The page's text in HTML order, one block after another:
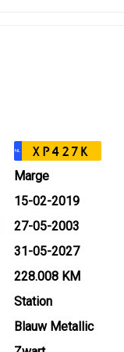
NL XP427K
Marge
15-02-2019
27-05-2003
31-05-2027
228.008 KM
Station
Blauw Metallic